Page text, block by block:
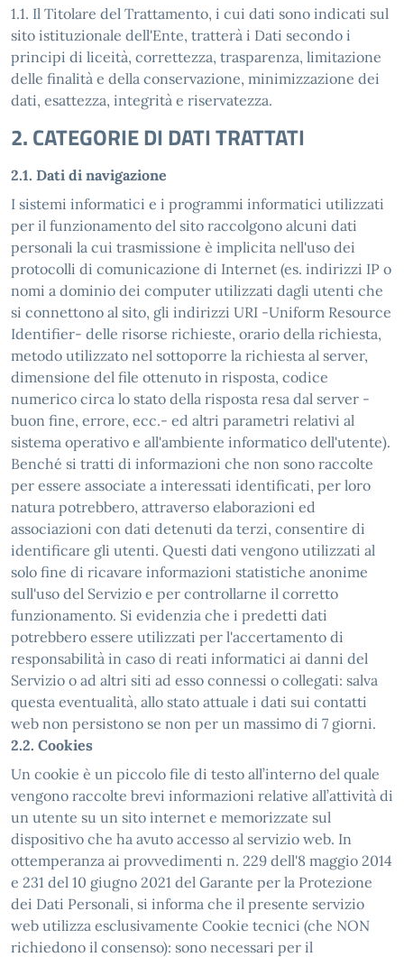
1.1. Il Titolare del Trattamento, i cui dati sono indicati sul
sito istituzionale dell'Ente, tratterà i Dati secondo i
principi di liceità, correttezza, trasparenza, limitazione
delle finalità e della conservazione, minimizzazione dei
dati, esattezza, integrità e riservatezza.
2. CATEGORIE DI DATI TRATTATI
2.1. Dati di navigazione
I sistemi informatici e i programmi informatici utilizzati
per il funzionamento del sito raccolgono alcuni dati
personali la cui trasmissione è implicita nell'uso dei
protocolli di comunicazione di Internet (es. indirizzi IP o
nomi a dominio dei computer utilizzati dagli utenti che
si connettono al sito, gli indirizzi URI -Uniform Resource
Identifier- delle risorse richieste, orario della richiesta,
metodo utilizzato nel sottoporre la richiesta al server,
dimensione del file ottenuto in risposta, codice
numerico circa lo stato della risposta resa dal server -
buon fine, errore, ecc.- ed altri parametri relativi al
sistema operativo e all'ambiente informatico dell'utente).
Benché si tratti di informazioni che non sono raccolte
per essere associate a interessati identificati, per loro
natura potrebbero, attraverso elaborazioni ed
associazioni con dati detenuti da terzi, consentire di
identificare gli utenti. Questi dati vengono utilizzati al
solo fine di ricavare informazioni statistiche anonime
sull'uso del Servizio e per controllarne il corretto
funzionamento. Si evidenzia che i predetti dati
potrebbero essere utilizzati per l'accertamento di
responsabilità in caso di reati informatici ai danni del
Servizio o ad altri siti ad esso connessi o collegati: salva
questa eventualità, allo stato attuale i dati sui contatti
web non persistono se non per un massimo di 7 giorni.
2.2. Cookies
Un cookie è un piccolo file di testo all’interno del quale
vengono raccolte brevi informazioni relative all’attività di
un utente su un sito internet e memorizzate sul
dispositivo che ha avuto accesso al servizio web. In
ottemperanza ai provvedimenti n. 229 dell'8 maggio 2014
e 231 del 10 giugno 2021 del Garante per la Protezione
dei Dati Personali, si informa che il presente servizio
web utilizza esclusivamente Cookie tecnici (che NON
richiedono il consenso): sono necessari per il